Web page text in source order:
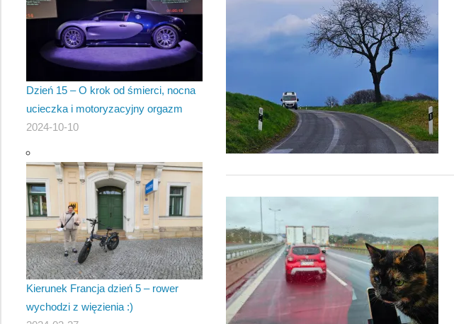
Dzień 15 – O krok od śmierci, nocna
ucieczka i motoryzacyjny orgazm
2024-10-10
Kierunek Francja dzień 5 – rower
wychodzi z więzienia :)